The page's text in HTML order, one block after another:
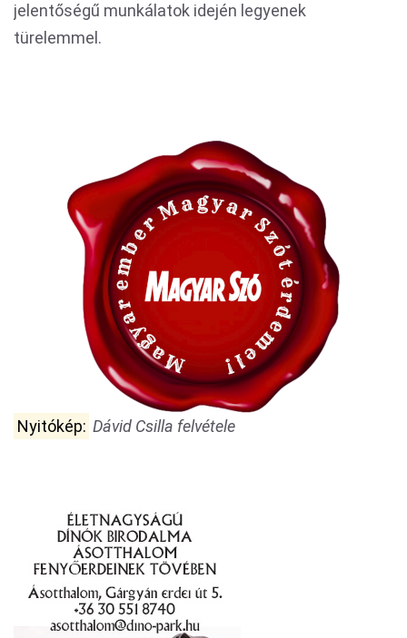
jelentőségű munkálatok idején legyenek
türelemmel.
Nyitókép: Dávid Csilla felvétele